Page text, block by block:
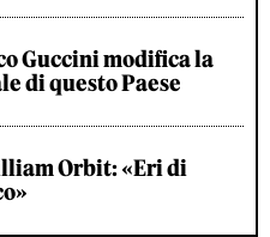
Guccini modifica la
di questo Paese
Orbit: «Eri di